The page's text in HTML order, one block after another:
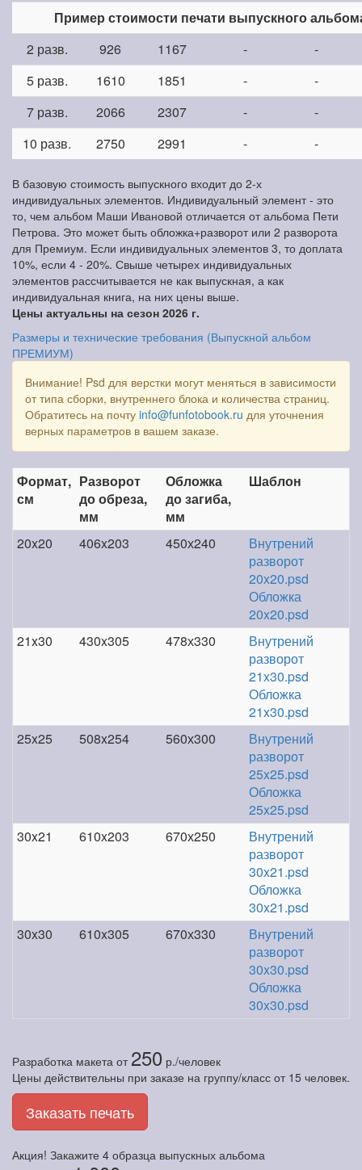
Пример стоимости печати выпускного
2 разв.
926 1167 -
-
5 разв.
1610 1851 -
-
7 разв.
2066 2307 -
-
10 разв.
2750 2991 - -
В базовую стоимость выпускного входит до 2-х
индивидуальных элементов. Индивидуальный элемент - это
то, чем альбом Маши Ивановой отличается от альбома Пети
Петрова. Это может быть обложка+разворот или 2 разворота
для Премиум. Если индивидуальных элементов 3, то доплата
10%, если 4 - 20%. Свыше четырех индивидуальных
элементов рассчитывается не как выпускная, а как
индивидуальная книга, на них цены выше.
Цены актуальны на сезон 2026 г.
Размеры и технические требования (Выпускной альбом
ПРЕМИУМ)
Внимание! Psd для верстки могут меняться в зависимости
от типа сборки, внутреннего блока и количества страниц.
Обратитесь на почту info@funfotobook.ru для уточнения
верных параметров в вашем заказе.
Формат,
см
Разворот
до обреза,
мм
Обложка
до загиба,
мм
Шаблон
20x20 406x203 450х240
Внутрений
разворот
20x20.psd
Обложка
20x20.psd
21x30
430x305 478х330
Внутрений
разворот
21x30.psd
Обложка
21x30.psd
25x25
508x254 560х300
Внутрений
разворот
25x25.psd
Обложка
25x25.psd
30x21
610x203 670х250
Внутрений
разворот
30x21.psd
Обложка
30x21.psd
30x30
610x305 670х330
Внутрений
разворот
30x30.psd
Обложка
30x30.psd
Разработка макета от 250 р./человек
Цены действительны при заказе на группу/класс от 15 человек.
Заказать печать
Акция! Закажите 4 образца выпускных альбома